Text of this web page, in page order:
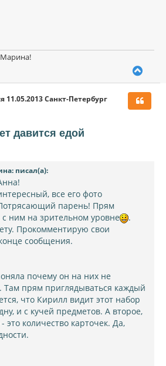
у
Санкт-Петербург
давится едой
писал(а):
все его фото
парень! Прям
с ним на зрительном уровне
.
Прокомментирую свои
сообщения.
почему он на них не
Там прям приглядываться каждый
что Кирилл видит этот набор
и с кучей предметов. А второе,
это количество карточек. Да,